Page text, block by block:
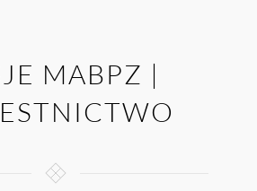
MABPZ |